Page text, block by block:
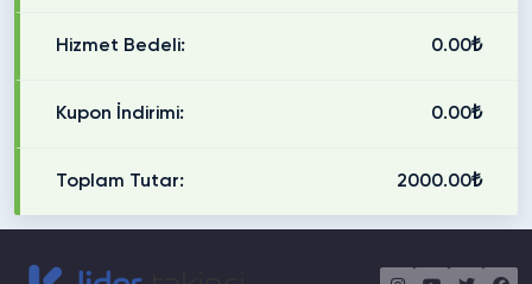
Hizmet Bedeli: 0.00₺
Kupon İndirimi: 0.00₺
Toplam Tutar: 2000.00₺